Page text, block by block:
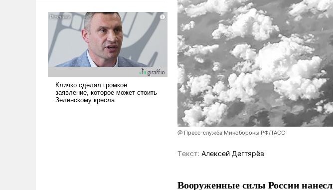
псевдонаучной фантастики,
стало всерьез обсуждаемой
идеей.
@ Пресс-служба Минобороны РФ/ТАСС
Tекст: Алексей Дегтярёв
Вооруженные силы России